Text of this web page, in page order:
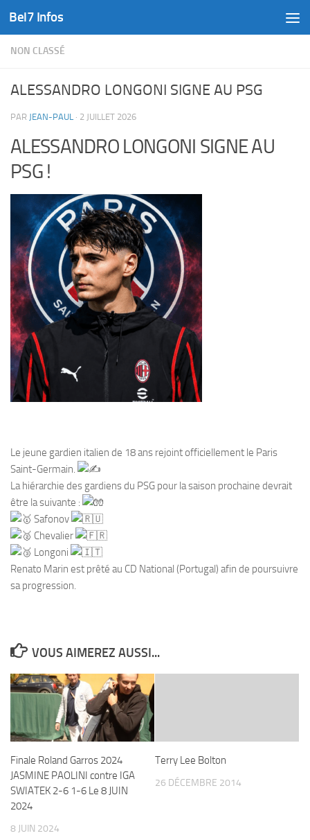
Skip to content
Bel7 Infos
NON CLASSÉ
ALESSANDRO LONGONI SIGNE AU PSG
PAR JEAN-PAUL · 2 JUILLET 2026
ALESSANDRO LONGONI SIGNE AU
PSG !
Le jeune gardien italien de 18 ans rejoint officiellement le Paris
Saint-Germain.
La hiérarchie des gardiens du PSG pour la saison prochaine devrait
être la suivante :
Safonov
Chevalier
Longoni
Renato Marin est prêté au CD National (Portugal) afin de poursuivre
sa progression.
VOUS AIMEREZ AUSSI...
Finale Roland Garros 2024
JASMINE PAOLINI contre IGA
SWIATEK 2-6 1-6 Le 8 JUIN
2024
8 JUIN 2024
Terry Lee Bolton
26 DÉCEMBRE 2014